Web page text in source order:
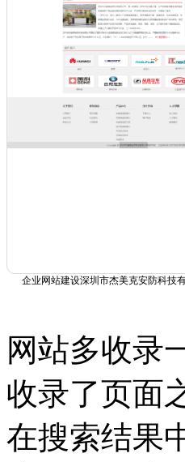
企业网站建设深圳市杰美克安防科技
网站多收录
收录了页面
在搜索结果